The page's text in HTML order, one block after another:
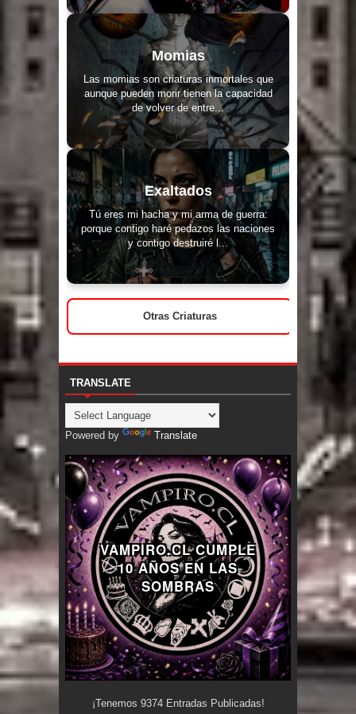
Momias
Las momias son criaturas inmortales que
aunque pueden morir tienen la capacidad
de volver de entre...
Exaltados
Tú eres mi hacha y mi arma de guerra:
porque contigo haré pedazos las naciones
y contigo destruiré l...
Otras Criaturas
TRANSLATE
Powered by Translate
VAMPIRO.CL CUMPLE
10 AÑOS EN LAS
SOMBRAS
¡Tenemos 9374Entradas Publicadas!